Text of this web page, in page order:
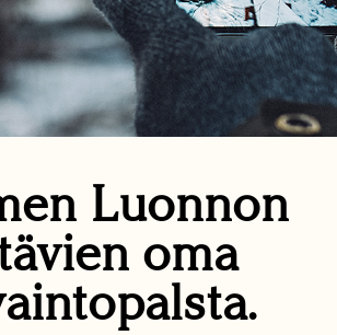
Luonnon
oma